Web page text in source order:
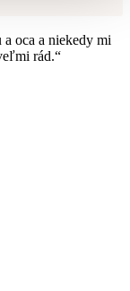
oca a niekedy mi
rád.